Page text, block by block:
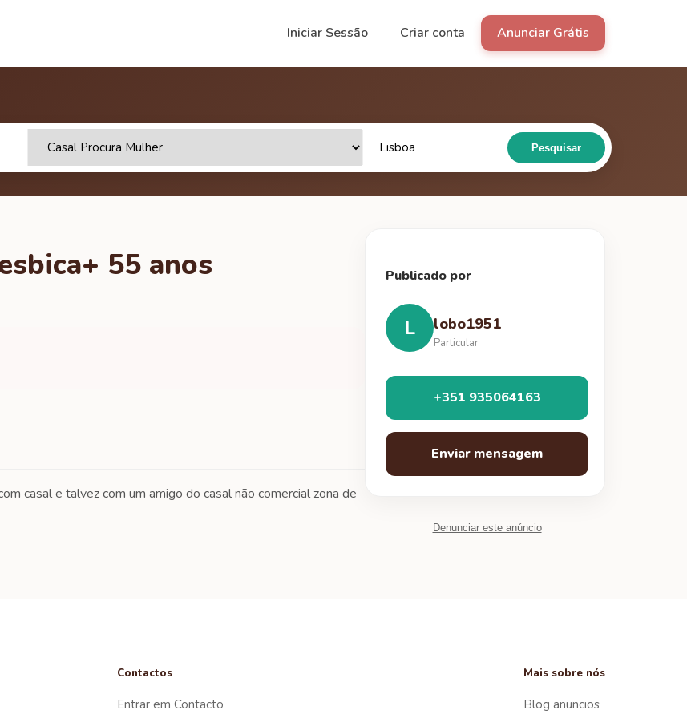
Iniciar Sessão Criar conta Anunciar Grátis
Pesquisar
55 anos
casal e talvez com um amigo do casal não comercial zona de
Publicado por
L lobo1951
Particular
+351 935064163
Enviar mensagem
Denunciar este anúncio
Contactos
Entrar em Contacto
Mais sobre nós
Blog anuncios